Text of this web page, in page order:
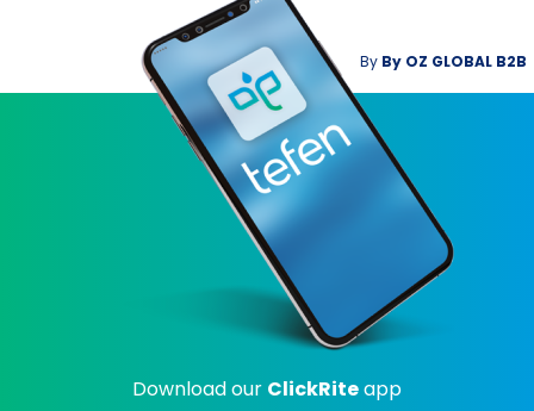
By By OZ GLOBAL B2B
Download our ClickRiteapp